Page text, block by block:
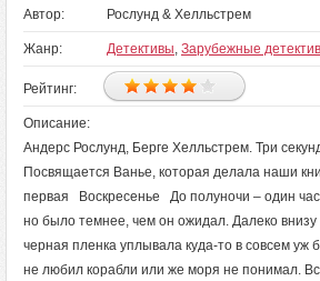
Автор: Рослунд & Хелльстрем
Жанр: Детективы, Зарубежные
Рейтинг:
Описание:
Андерс Рослунд, Берге Хелльстрем. Три
Посвящается Ванье, которая делала наши
первая Воскресенье До полуночи – один
но было темнее, чем он ожидал. Далеко внизу
черная пленка уплывала куда‑то в совсем уж
не любил корабли или же моря не понимал.